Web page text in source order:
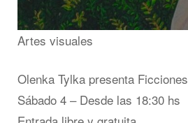
Artes visuales
Olenka Tylka presenta Ficciones
Sábado 4 – Desde las 18:30 hs